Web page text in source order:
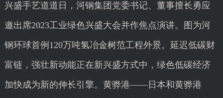
兴盛手艺道道日，河钢集团党委书记、董事擅长勇应
邀出席2023工业绿色兴盛大会并作焦点演讲。图为河
钢环球首例120万吨氢冶金树范工程外景。延迟低碳财
富链，强壮新动能正在新兴盛方式中，绿色低碳经济
加快成为新的伸长引擎。黄骅港——日本和黄骅港